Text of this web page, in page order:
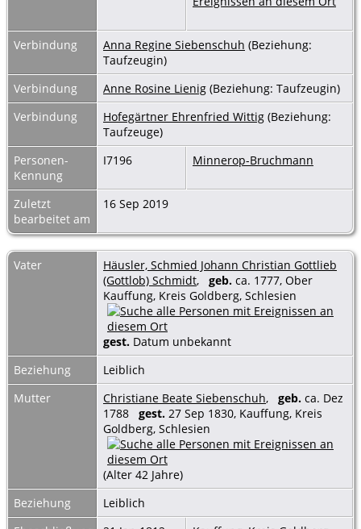
Verbindung Anna Regine Siebenschuh (Beziehung:
Taufzeugin)
Verbindung
Anne Rosine Lienig (Beziehung: Taufzeugin)
Verbindung
Hofegärtner Ehrenfried Wittig (Beziehung:
Taufzeuge)
Personen-
Kennung
I7196 Minnerop-Bruchmann
Zuletzt
bearbeitet am
16 Sep 2019
Vater
Häusler, Schmied Johann Christian Gottlieb
(Gottlob) Schmidt, geb. ca. 1777, Ober
Kauffung, Kreis Goldberg, Schlesien
gest. Datum unbekannt
Beziehung
Leiblich
Mutter
Christiane Beate Siebenschuh, geb. ca. Dez
1788 gest. 27 Sep 1830, Kauffung, Kreis
Goldberg, Schlesien
(Alter 42 Jahre)
Beziehung
Leiblich